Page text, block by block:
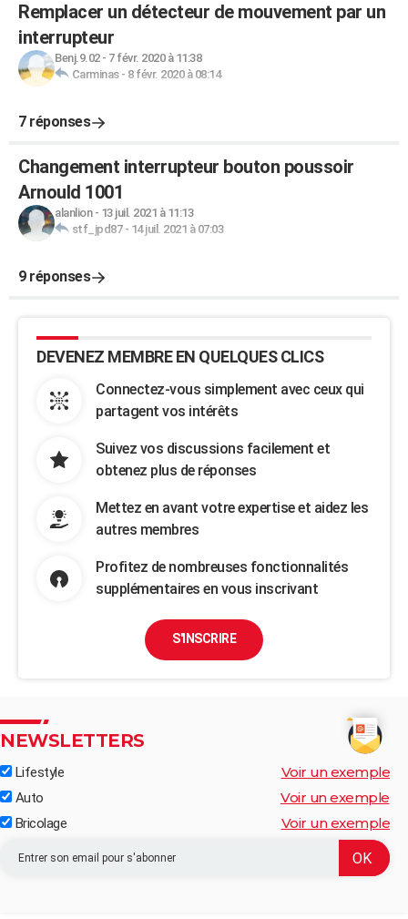
Remplacer un détecteur de mouvement par un
interrupteur
Benj.9.02- 7 févr. 2020 à 11:38
Carminas- 8 févr. 2020 à 08:14
7 réponses
Changement interrupteur bouton poussoir
Arnould 1001
alanlion- 13 juil. 2021 à 11:13
stf_jpd87- 14 juil. 2021 à 07:03
9 réponses
DEVENEZ MEMBRE EN QUELQUES CLICS
Connectez-vous simplement avec ceux qui
partagent vos intérêts
Suivez vos discussions facilement et
obtenez plus de réponses
Mettez en avant votre expertise et aidez les
autres membres
Profitez de nombreuses fonctionnalités
supplémentaires en vous inscrivant
S'INSCRIRE
NEWSLETTERS
Lifestyle Voir un exemple
Auto Voir un exemple
Bricolage Voir un exemple